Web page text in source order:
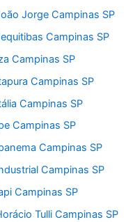
Jorge Campinas SP
Campinas SP
Campinas SP
Campinas SP
Campinas SP
Campinas SP
Campinas SP
Campinas SP
Campinas SP
Tulli Campinas SP